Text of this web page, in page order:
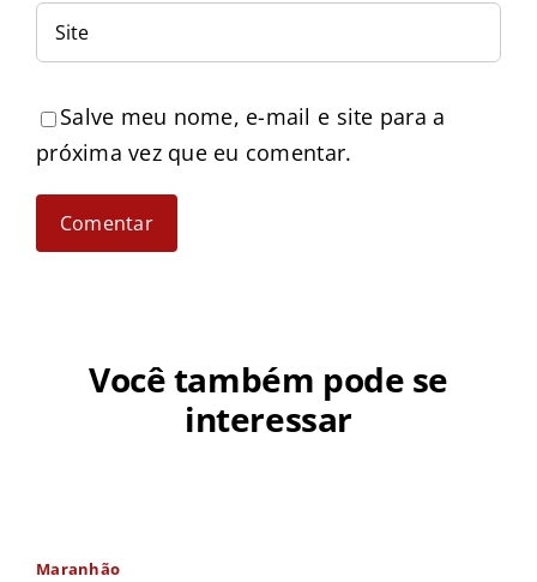
Salve meu nome, e-mail e site para a
próxima vez que eu comentar.
Você também pode se
interessar
Maranhão